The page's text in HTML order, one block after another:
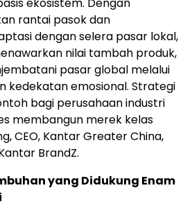
rantai pasok dan
dengan selera pasar lokal,
nilai tambah produk,
pasar global melalui
kedekatan emosional. Strategi
bagi perusahaan industri
membangun merek kelas
CEO, Kantar Greater China,
BrandZ.
yang Didukung Enam